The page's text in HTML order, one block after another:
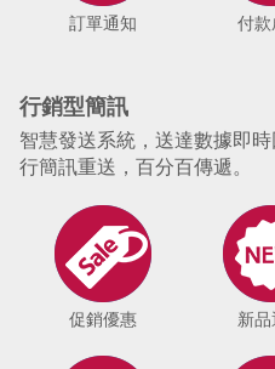
訂單通知 付款
行銷型簡訊
智慧發送系統，送達數據即
行簡訊重送，百分百傳遞。
促銷優惠 新品